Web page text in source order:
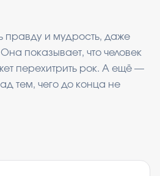
правду и мудрость, даже
показывает, что человек
перехитрить рок. А ещё —
тем, чего до конца не